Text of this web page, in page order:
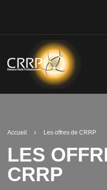
Accueil Les offres de CRRP
LES
CRRP